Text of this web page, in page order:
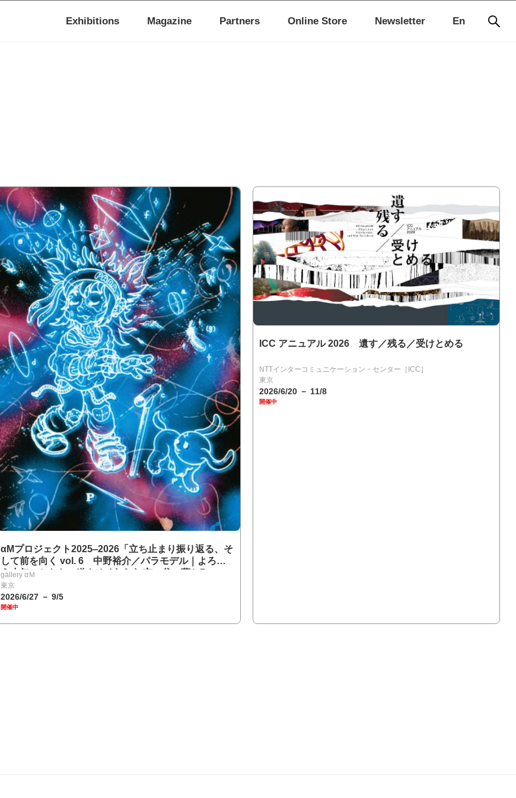
En
Exhibitions Magazine Partners Online Store Newsletter
αMプロジェクト2025‒2026「立ち止まり振り返る、そ
して前を向く vol. 6 中野裕介／パラモデル｜よろぼ
う少年、かなたの道をゆく▶▶▶市ヶ谷の夢とP」
gallery αＭ
東京
2026/6/27 － 9/5
開催中
ICC アニュアル 2026 遺す／残る／受けとめる
NTTインターコミュニケーション・センター［ICC］
東京
2026/6/20 － 11/8
開催中